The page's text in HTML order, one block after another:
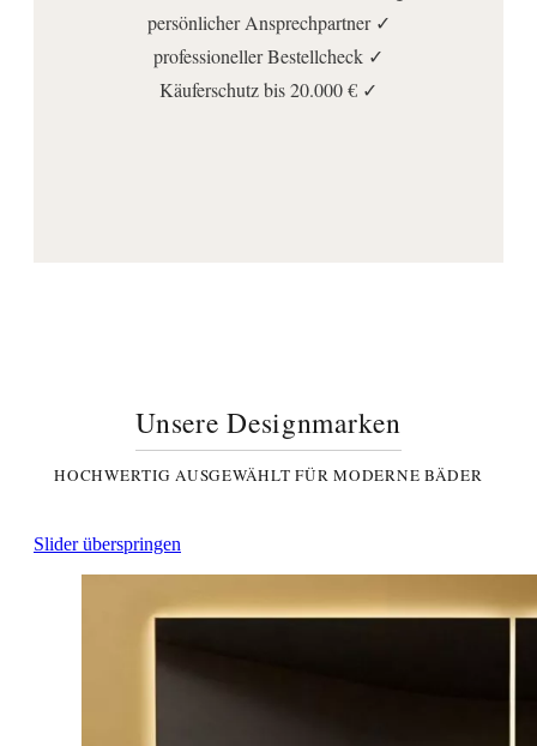
persönlicher Ansprechpartner ✓
professioneller Bestellcheck ✓
Käuferschutz bis 20.000 € ✓
Unsere Designmarken
HOCHWERTIG AUSGEWÄHLT FÜR MODERNE BÄDER
Slider überspringen